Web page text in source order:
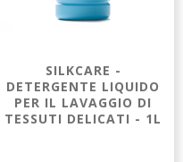
SILKCARE -
DETERGENTE LIQUIDO
PER IL LAVAGGIO DI
TESSUTI DELICATI - 1L